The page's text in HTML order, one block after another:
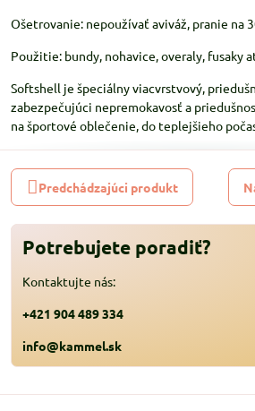
Ošetrovanie: nepoužívať aviváž, pranie na
Použitie: bundy, nohavice, overaly, fusaky
Softshell je špeciálny viacvrstvový,
zabezpečujúci nepremokavosť a
na športové oblečenie, do teplejšieho
Predchádzajúci produkt
Potrebujete poradiť?
Kontaktujte nás:
+421 904 489 334
info@kammel.sk